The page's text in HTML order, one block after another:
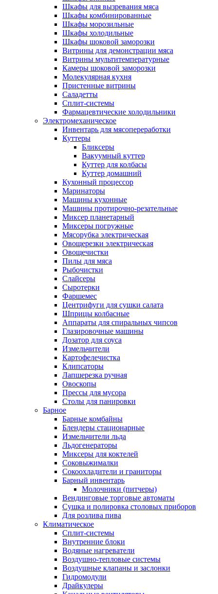
Шкафы для вызревания мяса
Шкафы комбинированные
Шкафы морозильные
Шкафы холодильные
Шкафы шоковой заморозки
Витрины для демонстрации мяса
Витрины мультитемпературные
Камеры шоковой заморозки
Молекулярная кухня
Пристенные витрины
Саладетты
Сплит-системы
Фармацевтические холодильники
Электромеханическое
Инвентарь для мясопереработки
Куттеры
Бликсеры
Вакуумный куттер
Куттер для колбасы
Куттер домашний
Кухонный процессор
Маринаторы
Машины кухонные
Машины протирочно-резательные
Миксер планетарный
Миксеры погружные
Мясорубка электрическая
Овощерезки электрическая
Овощечистки
Пилы для мяса
Рыбочистки
Слайсеры
Сыротерки
Фаршемес
Центрифуги для сушки салата
Шприцы колбасные
Аппараты для спиральных чипсов
Глазировочные машины
Дозатор для соуса
Измельчители
Картофелечистка
Клипсаторы
Лапшерезка ручная
Овоскопы
Прессы для мусора
Столы для панировки
Барное
Барные комбайны
Блендеры стационарные
Измельчители льда
Льдогенераторы
Миксеры для коктелей
Соковыжималки
Сокоохладители и граниторы
Барный инвентарь
Молочники (питчеры)
Вендинговые торговые автоматы
Сушка и полировка столовых приборов
Для розлива пива
Климатическое
Сплит-системы
Внутренние блоки
Водяные нагреватели
Воздушно-тепловые системы
Воздушные клапаны и заслонки
Гидромодули
Драйкулеры